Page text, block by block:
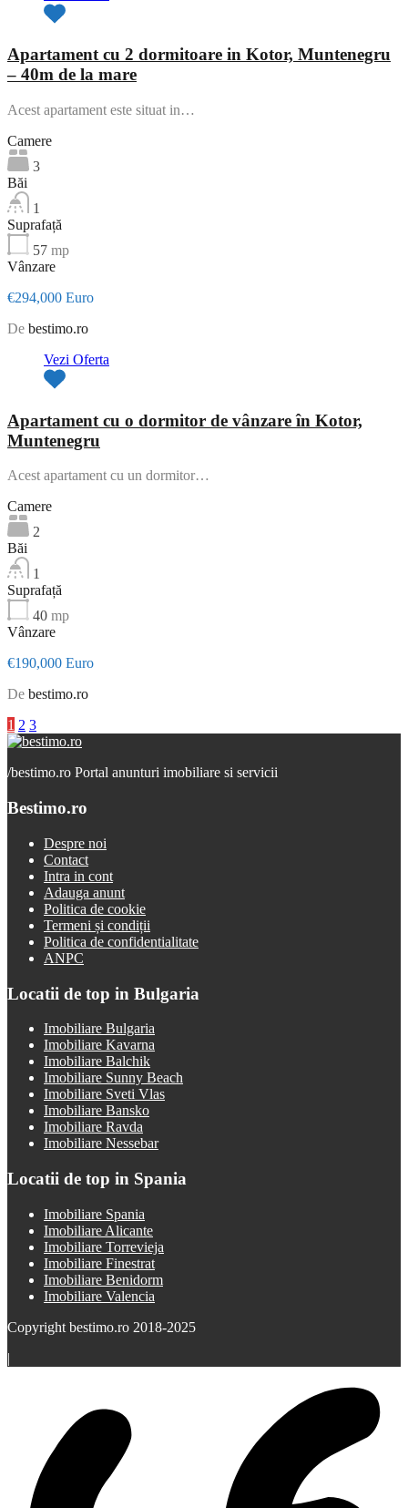
Apartament cu 2 dormitoare in Kotor, Muntenegru
– 40m de la mare
Acest apartament este situat in…
Camere
3
Băi
1
Suprafață
57 mp
Vânzare
€294,000 Euro
De bestimo.ro
Vezi Oferta
Apartament cu o dormitor de vânzare în Kotor,
Muntenegru
Acest apartament cu un dormitor…
Camere
2
Băi
1
Suprafață
40 mp
Vânzare
€190,000 Euro
De bestimo.ro
1 2 3
/bestimo.ro Portal anunturi imobiliare si servicii
Bestimo.ro
Despre noi
Contact
Intra in cont
Adauga anunt
Politica de cookie
Termeni și condiții
Politica de confidentialitate
ANPC
Locatii de top in Bulgaria
Imobiliare Bulgaria
Imobiliare Kavarna
Imobiliare Balchik
Imobiliare Sunny Beach
Imobiliare Sveti Vlas
Imobiliare Bansko
Imobiliare Ravda
Imobiliare Nessebar
Locatii de top in Spania
Imobiliare Spania
Imobiliare Alicante
Imobiliare Torrevieja
Imobiliare Finestrat
Imobiliare Benidorm
Imobiliare Valencia
Copyright bestimo.ro 2018-2025
|